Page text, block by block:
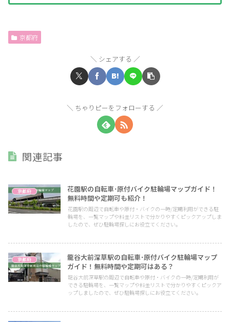
京都府
シェアする
ちゃりピーをフォローする
関連記事
京都府
花園駅の自転車･原付バイク駐輪場マップガイド！
無料時間や定期可も紹介！
花園駅の周辺で自転車や原付・バイクの一時/定期利用ができる駐
輪場を、一覧マップや料金リストで分かりやすくピックアップしま
したので、ぜひ駐輪場探しにお役立てください。
京都府
龍谷大前深草駅の自転車･原付バイク駐輪場マップ
ガイド！無料時間や定期可はある？
龍谷大前深草駅の周辺で自転車や原付・バイクの一時/定期利用が
できる駐輪場を、一覧マップや料金リストで分かりやすくピックア
ップしましたので、ぜひ駐輪場探しにお役立てください。